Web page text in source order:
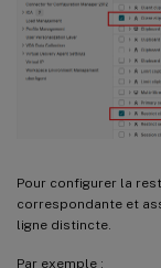
Pour configurer la
correspondante et
ligne distincte.
Par exemple :